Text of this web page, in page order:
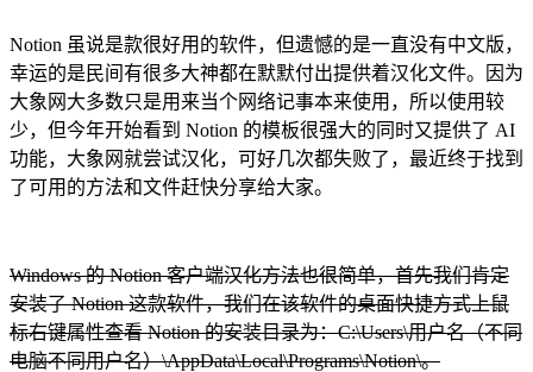
Notion 虽说是款很好用的软件，但遗憾的是一直没有中文版，
幸运的是民间有很多大神都在默默付出提供着汉化文件。因为
大象网大多数只是用来当个网络记事本来使用，所以使用较
少，但今年开始看到 Notion 的模板很强大的同时又提供了 AI
功能，大象网就尝试汉化，可好几次都失败了，最近终于找到
了可用的方法和文件赶快分享给大家。
Windows 的 Notion 客户端汉化方法也很简单，首先我们肯定
安装了 Notion 这款软件，我们在该软件的桌面快捷方式上鼠
标右键属性查看 Notion 的安装目录为：C:\Users\用户名（不同
电脑不同用户名）\AppData\Local\Programs\Notion\。